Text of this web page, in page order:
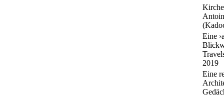
Eine
2019
Eine